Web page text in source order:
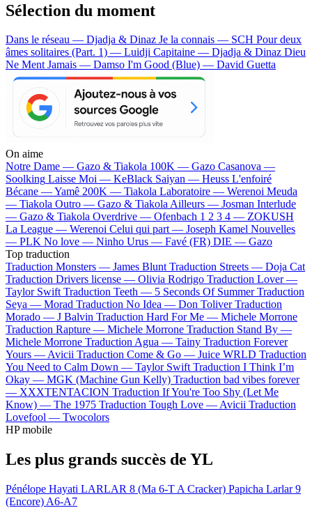
Sélection du moment
Dans le réseau — Djadja & Dinaz Je la connais — SCH Pour deux
âmes solitaires (Part. 1) — Luidji Capitaine — Djadja & Dinaz Dieu
Ne Ment Jamais — Damso I'm Good (Blue) — David Guetta
On aime
Notre Dame — Gazo & Tiakola 100K — Gazo Casanova —
Soolking Laisse Moi — KeBlack Saiyan — Heuss L'enfoiré
Bécane —Yamê 200K — Tiakola Laboratoire — Werenoi Meuda
— Tiakola Outro — Gazo & TiakolaAilleurs — Josman Interlude
— Gazo & Tiakola Overdrive — Ofenbach 1 2 3 4 — ZOKUSH
La League — Werenoi Celui qui part — Joseph Kamel Nouvelles
— PLK No love — Ninho Urus — Favé (FR) DIE — Gazo
Top traduction
Traduction Monsters — James Blunt Traduction Streets — Doja Cat
Traduction Drivers license — Olivia Rodrigo Traduction Lover —
Taylor Swift Traduction Teeth — 5 Seconds Of Summer Traduction
Seya — Morad Traduction No Idea — Don Toliver Traduction
Morado — J Balvin Traduction Hard For Me — Michele Morrone
Traduction Rapture — Michele Morrone Traduction Stand By —
Michele Morrone Traduction Agua — Tainy Traduction Forever
Yours —Avicii Traduction Come & Go — Juice WRLD Traduction
You Need to Calm Down — Taylor Swift Traduction I Think I’m
Okay — MGK (Machine Gun Kelly) Traduction bad vibes forever
— XXXTENTACION Traduction If You're Too Shy (Let Me
Know) — The 1975 Traduction Tough Love —Avicii Traduction
Lovefool — Twocolors
HP mobile
Les plus grands succès de YL
Pénélope Hayati LARLAR 8 (Ma 6-T A Cracker) Papicha Larlar 9
(Encore) A6-A7